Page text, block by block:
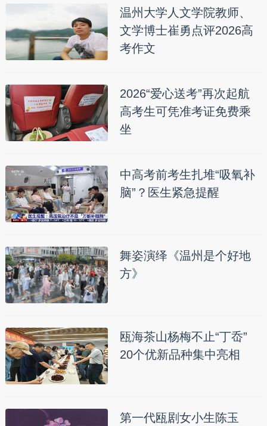
温州大学人文学院教师、
文学博士崔勇点评2026高
考作文
2026“爱心送考”再次起航
高考生可凭准考证免费乘
坐
中高考前考生扎堆“吸氧补
脑”？医生紧急提醒
舞姿演绎《温州是个好地
方》
瓯海茶山杨梅不止“丁岙”
20个优新品种集中亮相
第一代瓯剧女小生陈玉